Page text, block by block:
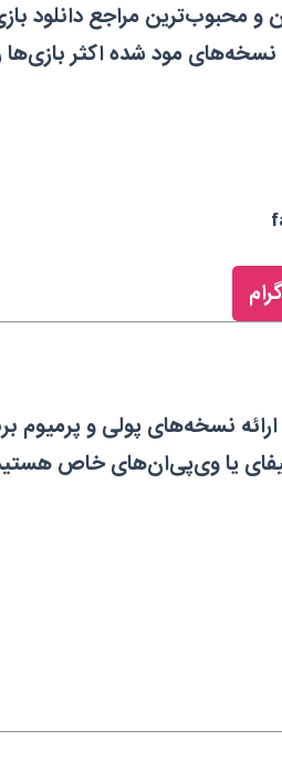
مراجع دانلود
مود شده اکثر
نسخه‌های پولی و پرمیوم
یا وی‌پی‌ان‌های خاص